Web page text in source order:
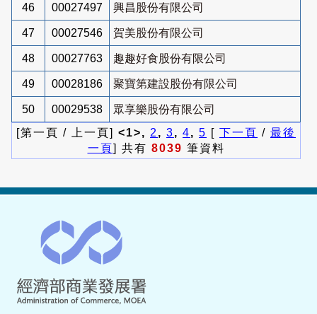
46 00027497 興昌股份有限公司
47 00027546 賀美股份有限公司
48 00027763 趣趣好食股份有限公司
49 00028186 聚寶第建設股份有限公司
50 00029538
眾享樂股份有限公司
[第一頁 / 上一頁] <1>, 2 , 3, 4, 5 [ 下一頁 / 最後
一頁] 共有 8039 筆資料